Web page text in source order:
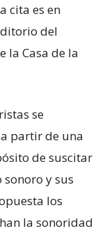
cita es en
del
la Casa de la
se
partir de una
de suscitar
y sus
los
la sonoridad